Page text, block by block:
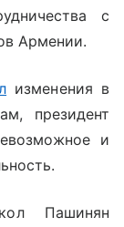
с
Армении.
изменения в
президент
и
Пашинян